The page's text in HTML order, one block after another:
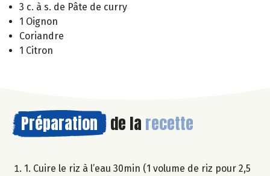
3 c. à s. de Pâte de curry
1 Oignon
Coriandre
1 Citron
Préparation de la recette
1. Cuire le riz à l’eau 30min (1 volume de riz pour 2,5